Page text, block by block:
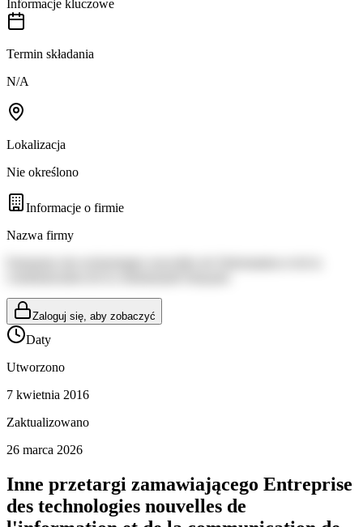
Informacje kluczowe
Termin składania
N/A
Lokalizacja
Nie określono
Informacje o firmie
Nazwa firmy
Zaloguj się, aby zobaczyć
Daty
Utworzono
7 kwietnia 2016
Zaktualizowano
26 marca 2026
Inne przetargi zamawiającego Entreprise
des technologies nouvelles de